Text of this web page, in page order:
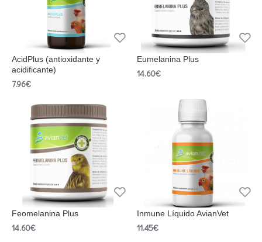
AcidPlus (antioxidante y
acidificante)
7.96€
Eumelanina Plus
14.60€
Feomelanina Plus
14.60€
Inmune Líquido AvianVet
11.45€